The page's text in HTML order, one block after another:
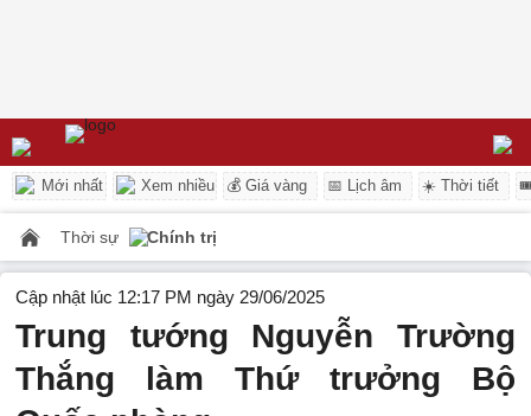
Mới nhất Xem nhiều 💰 Giá vàng 📅 Lịch âm ☀️ Thời tiết
Thời sự Chính trị
Cập nhật lúc 12:17 PM ngày 29/06/2025
Trung tướng Nguyễn Trường
Thắng làm Thứ trưởng Bộ